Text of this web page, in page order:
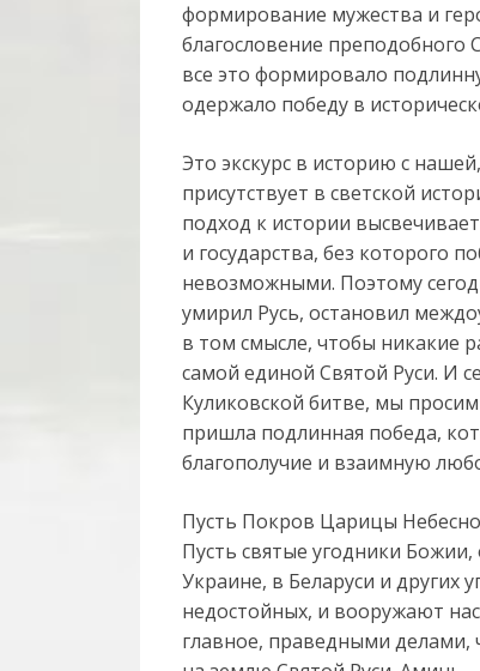
формирование мужества и
благословение
все это формировало
одержало победу в
Это экскурс в историю с
присутствует в светской
подход к истории
и государства, без которого
невозможными. Поэтому
умирил Русь, остановил
в том смысле, чтобы никакие
самой единой Святой Руси. И
Куликовской битве, мы
пришла подлинная победа,
благополучие и взаимную
Пусть Покров Царицы
Пусть святые угодники
Украине, в Беларуси и других
недостойных, и вооружают
главное, праведными делами,